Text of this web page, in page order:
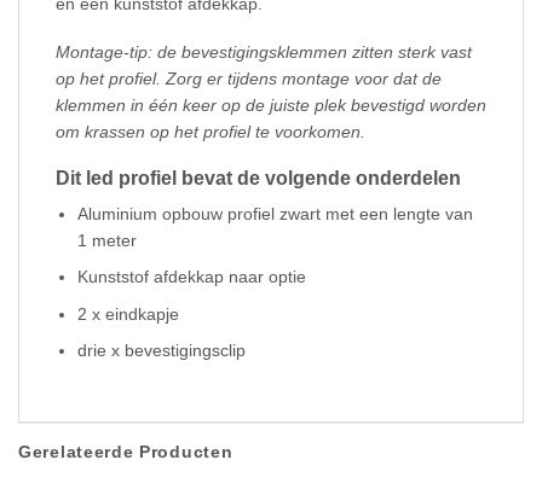
Montage-tip: de bevestigingsklemmen zitten sterk vast
op het profiel. Zorg er tijdens montage voor dat de
klemmen in één keer op de juiste plek bevestigd worden
om krassen op het profiel te voorkomen.
Dit led profiel bevat de volgende onderdelen
Aluminium opbouw profiel zwart met een lengte van
1 meter
Kunststof afdekkap naar optie
2 x eindkapje
drie x bevestigingsclip
Gerelateerde Producten